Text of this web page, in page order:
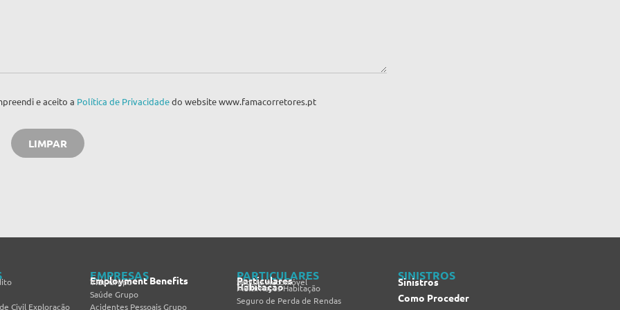
e aceito a Política de Privacidadedo website www.famacorretores.pt
Civil Exploração
EMPRESAS
Employment Benefits
Vida Grupo
Saúde Grupo
Acidentes Pessoais Grupo
PARTICULARES
Particulares
Seguro Automóvel
Habitação
Multirriscos Habitação
Seguro de Perda de Rendas
SINISTROS
Sinistros
Como Proceder